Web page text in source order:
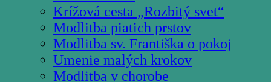
Krížová cesta „Rozbitý svet“
Modlitba piatich prstov
Modlitba sv. Františka o pokoj
Umenie malých krokov
Modlitba v chorobe